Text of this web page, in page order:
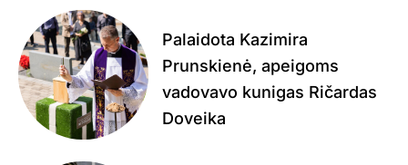
Palaidota Kazimira
Prunskienė, apeigoms
vadovavo kunigas Ričardas
Doveika